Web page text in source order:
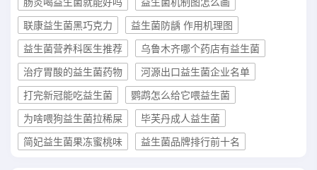
联康益生菌黑巧克力
益生菌防龋 作用机理图
益生菌营养科医生推荐
乌鲁木齐哪个药店有益生菌
治疗胃酸的益生菌药物
河源出口益生菌企业名单
打完新冠能吃益生菌
鹦鹉怎么给它喂益生菌
为啥喂狗益生菌拉稀屎
毕芙丹成人益生菌
简妃益生菌果冻蜜桃味
益生菌品牌排行前十名